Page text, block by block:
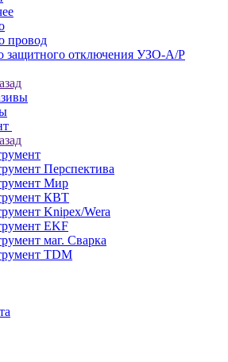
провод
защитного отключения УЗО-А/Р
Перспектива
Мир
КВТ
Knipex/Wera
EKF
маг. Сварка
TDM